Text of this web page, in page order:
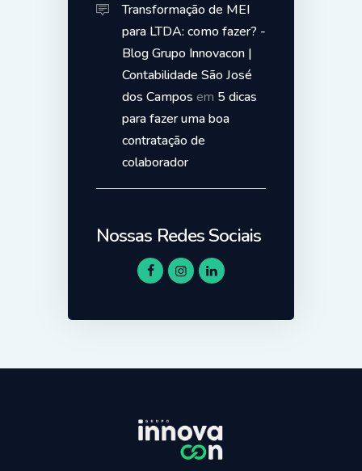
Transformação de MEI
para LTDA: como fazer? -
Blog Grupo Innovacon |
Contabilidade São José
dos Campos em 5 dicas
para fazer uma boa
contratação de
colaborador
Nossas Redes Sociais